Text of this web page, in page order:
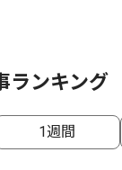
ランキング
1週間